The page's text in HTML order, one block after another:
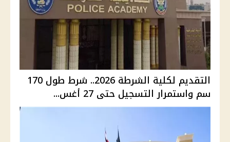
التقديم لكلية الشرطة 2026.. شرط طول 170
سم واستمرار التسجيل حتى 27 أغس...